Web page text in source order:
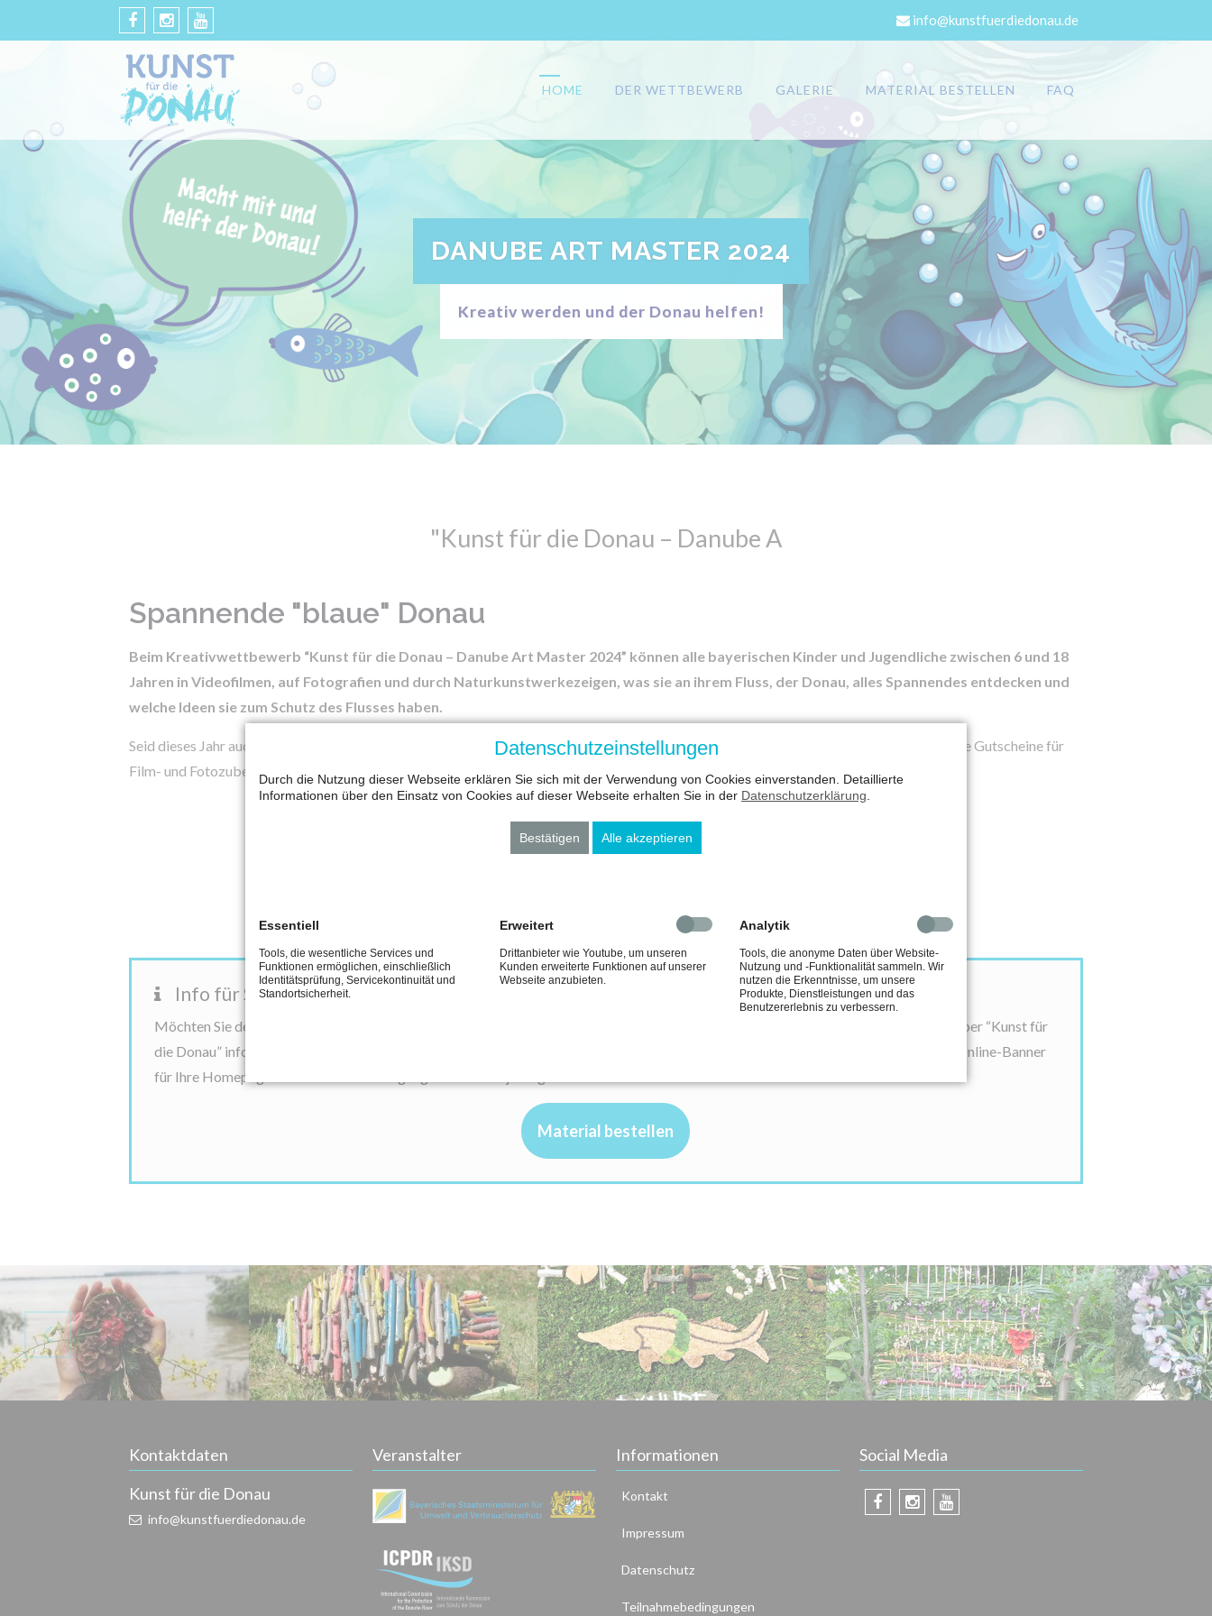
info@kunstfuerdiedonau.de
HOME DER WETTBEWERB GALERIE MATERIAL BESTELLEN FAQ
DANUBE ART MASTER 2024
Kreativ werden und der Donau helfen!
"Kunst für die Donau – Danube Art Ma
Spannende "blaue" Donau
Beim Kreativwettbewerb “Kunst für die Donau – Danube Art Master 2024” können alle bayerischen Kinder und Jugendliche zwischen 6 und 18
Jahren in Videofilmen, auf Fotografien und durch Naturkunstwerkezeigen, was sie an ihrem Fluss, der Donau, alles Spannendes entdecken und
welche Ideen sie zum Schutz des Flusses haben.
Seid dieses Jahr auch (wieder) dabei und reicht vom 1. Mai 2024 bis zum 31. Oktober 2024eure Beiträge
ein. Es gibt viele wertvolle Gutscheine für
Film- und Fotozubehör, Kreativmaterial und Bücher zu gewinnen!
Mehr erfahren
Info für Schulen, Betreuungseinrichtungen und Organisationen
Möchten Sie den Wettbewerb als betreutes Projekt für Ihre SchülerInnen, Kinder und Jugendlichen anbieten oder diese einfach nur über “Kunst für
die Donau” informieren? Wir stellen hierfür kostenfrei attraktives Material zur Verteilung in Form von Flyern und Aufklebern sowie Online-Banner
für Ihre Homepage kostenfrei zur Verfügung. Fordern Sie jetzt gratis Ihr Wunschmaterial bei uns an.
Material bestellen
Kontaktdaten
Kunst für die Donau
info@kunstfuerdiedonau.de
Veranstalter Informationen
Kontakt
Impressum
Datenschutz
Teilnahmebedingungen
Social Media
Datenschutzeinstellungen
Durch die Nutzung dieser Webseite erklären Sie sich mit der Verwendung von Cookies einverstanden. Detaillierte
Informationen über den Einsatz von Cookies auf dieser Webseite erhalten Sie in der Datenschutzerklärung
Bestätigen Alle akzeptieren
Essentiell
Tools, die wesentliche Services und
Funktionen ermöglichen, einschließlich
Identitätsprüfung, Servicekontinuität und
Standortsicherheit.
Erweitert
Drittanbieter wie Youtube, um unseren
Kunden erweiterte Funktionen auf unserer
Webseite anzubieten.
Analytik
Tools, die anonyme Daten über Website-
Nutzung und -Funktionalität sammeln. Wir
nutzen die Erkenntnisse, um unsere
Produkte, Dienstleistungen und das
Benutzererlebnis zu verbessern.